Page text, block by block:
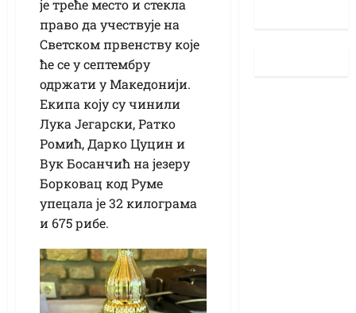
је треће место и стекла
право да учествује на
Светском првенству које
ће се у септембру
одржати у Македонији.
Екипа коју су чинили
Лука Јегарски, Ратко
Ромић, Дарко Цуцин и
Вук Босанчић на језеру
Борковац код Руме
упецала је 32 килограма
и 675 рибе.